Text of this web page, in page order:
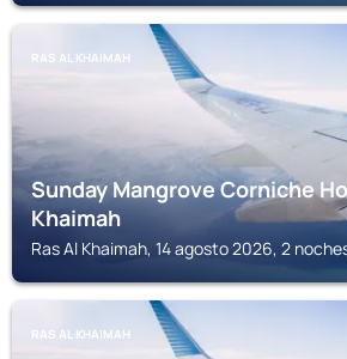
RAS AL KHAIMAH
Sunday Mangrove Corniche
Khaimah
Ras Al Khaimah, 14 agosto 2026, 2
RAS AL KHAIMAH